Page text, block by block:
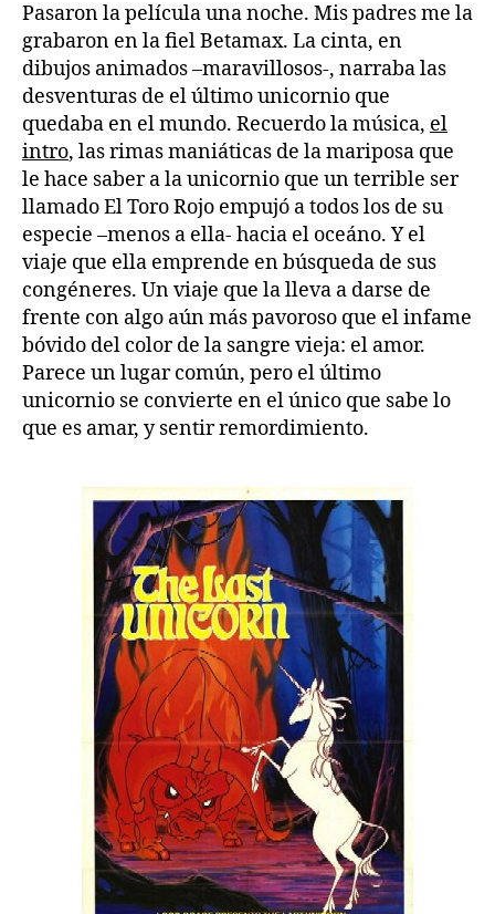
Pasaron la película una noche. Mis padres me la
grabaron en la fiel Betamax. La cinta, en
dibujos animados –maravillosos-, narraba las
desventuras de el último unicornio que
quedaba en el mundo. Recuerdo la música, el
intro, las rimas maniáticas de la mariposa que
le hace saber a la unicornio que un terrible ser
llamado El Toro Rojo empujó a todos los de su
especie –menos a ella- hacia el oceáno. Y el
viaje que ella emprende en búsqueda de sus
congéneres. Un viaje que la lleva a darse de
frente con algo aún más pavoroso que el infame
bóvido del color de la sangre vieja: el amor.
Parece un lugar común, pero el último
unicornio se convierte en el único que sabe lo
que es amar, y sentir remordimiento.